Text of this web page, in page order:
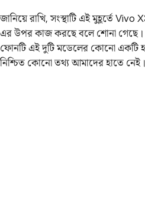
জানিয়ে রাখি, সংস্থাটি এই মুহূর্তে
এর উপর কাজ করছে বলে শোনা
ফোনটি এই দুটি মডেলের কোনো একটি
নিশ্চিত কোনো তথ্য আমাদের হাতে নেই।